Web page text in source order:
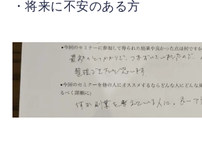
・将来に不安のある方